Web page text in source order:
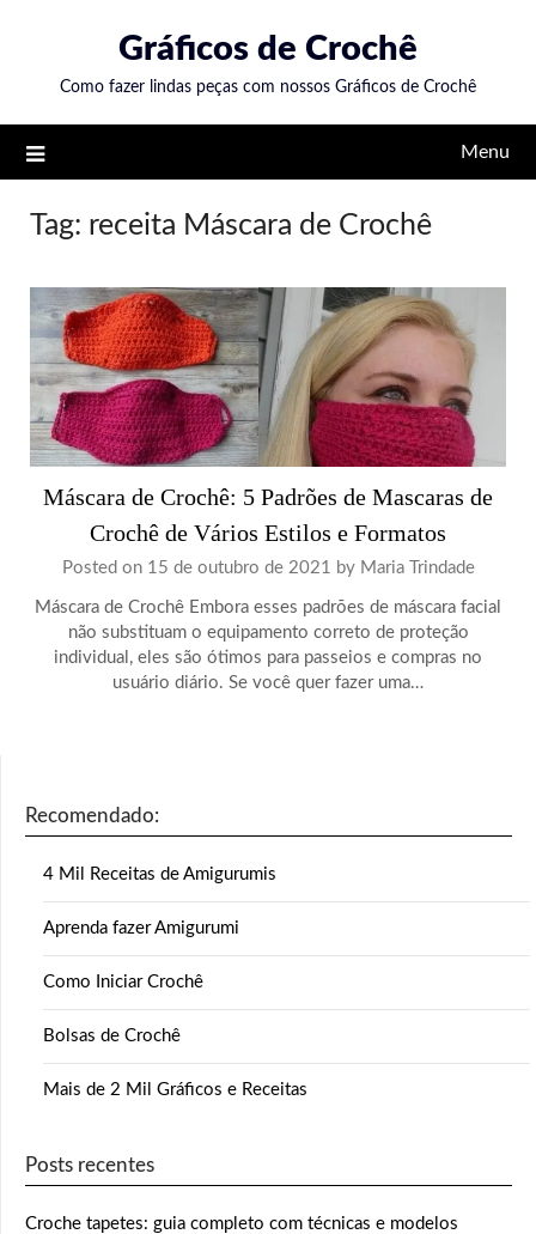
content
Gráficos de Crochê
Como fazer lindas peças com nossos Gráficos de Crochê
Menu
Tag: receita Máscara de Crochê
Máscara de Crochê: 5 Padrões de Mascaras de
Crochê de Vários Estilos e Formatos
Posted on 15 de outubro de 2021 by Maria Trindade
Máscara de Crochê Embora esses padrões de máscara facial
não substituam o equipamento correto de proteção
individual, eles são ótimos para passeios e compras no
usuário diário. Se você quer fazer uma…
Recomendado:
4 Mil Receitas de Amigurumis
Aprenda fazer Amigurumi
Como Iniciar Crochê
Bolsas de Crochê
Mais de 2 Mil Gráficos e Receitas
Posts recentes
Croche tapetes: guia completo com técnicas e modelos